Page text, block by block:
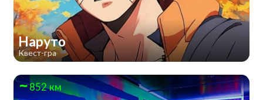
Наруто
Квест-гра
852 км